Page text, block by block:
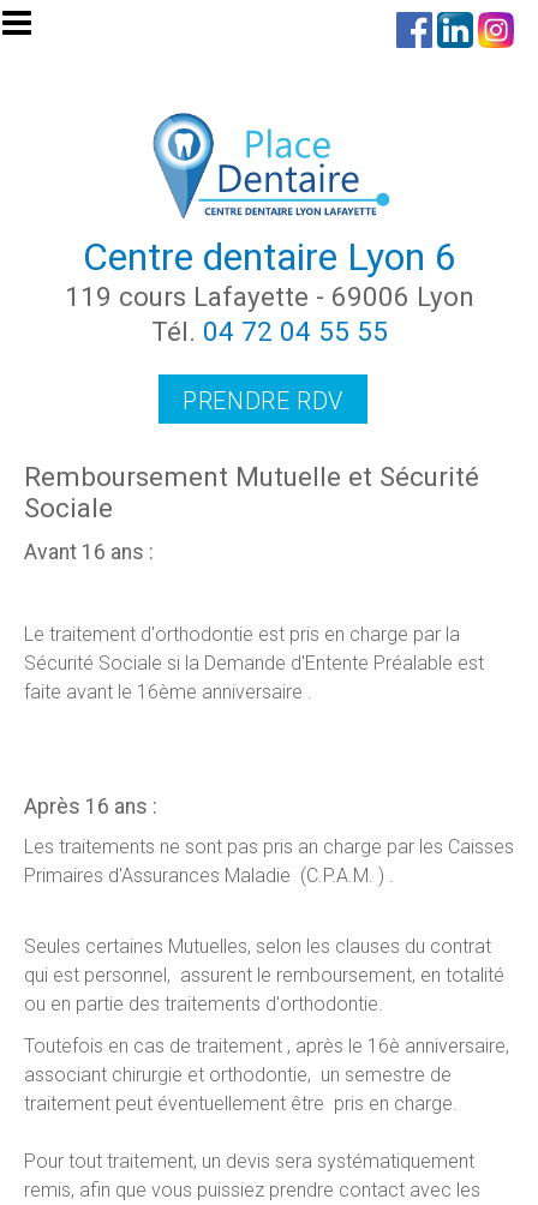
Aller au contenu principal
Centre dentaire Lyon 6
119 cours Lafayette - 69006 Lyon
Tél. 04 72 04 55 55
PRENDRE RDV
Remboursement Mutuelle et Sécurité
Sociale
Avant 16 ans :
Le traitement d'orthodontie est pris en charge par la
Sécurité Sociale si la Demande d'Entente Préalable est
faite avant le 16ème anniversaire .
Après 16 ans :
Les traitements ne sont pas pris an charge par les Caisses
Primaires d'Assurances Maladie (C.P.A.M. ) .
Seules certaines Mutuelles, selon les clauses du contrat
qui est personnel, assurent le remboursement, en totalité
ou en partie des traitements d'orthodontie.
Toutefois en cas de traitement , après le 16è anniversaire,
associant chirurgie et orthodontie, un semestre de
traitement peut éventuellement être pris en charge.
Pour tout traitement, un devis sera systématiquement
remis, afin que vous puissiez prendre contact avec les